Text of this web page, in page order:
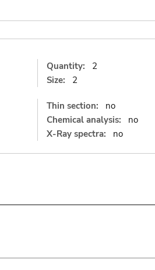
Quantity:
2
Size:
2
Thin section:
no
Chemical analysis:
no
X-Ray spectra:
no